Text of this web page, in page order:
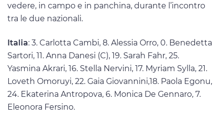
vedere, in campo e in panchina, durante l’incontro
tra le due nazionali.
Italia: 3. Carlotta Cambi, 8. Alessia Orro, 0. Benedetta
Sartori, 11. Anna Danesi (C), 19. Sarah Fahr, 25.
Yasmina Akrari, 16. Stella Nervini, 17. Myriam Sylla, 21.
Loveth Omoruyi, 22. Gaia Giovannini,18. Paola Egonu,
24. Ekaterina Antropova, 6. Monica De Gennaro, 7.
Eleonora Fersino.